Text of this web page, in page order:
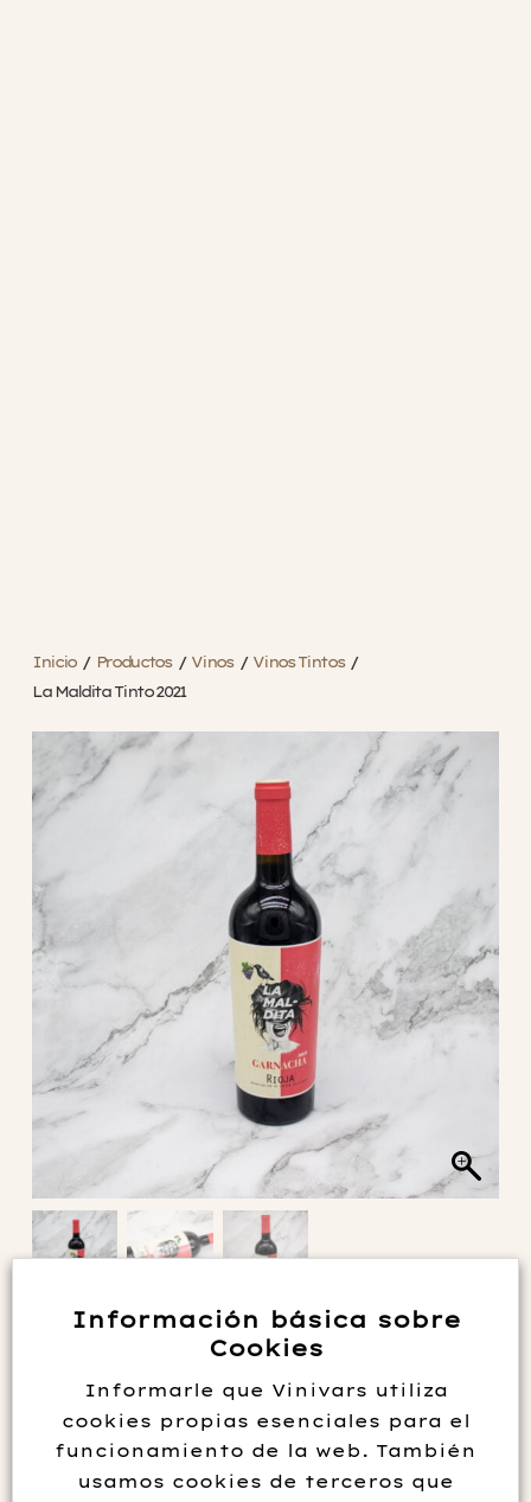
Inicio / Productos / Vinos / Vinos Tintos /
La Maldita Tinto 2021
LA MALDITA TINTO 2021
€
Vino muy fresco , elaborado con garnacha, muy agradable
Información básica sobre
Cookies
Informarle que Vinivars utiliza
cookies propias esenciales para el
funcionamiento de la web. También
usamos cookies de terceros que